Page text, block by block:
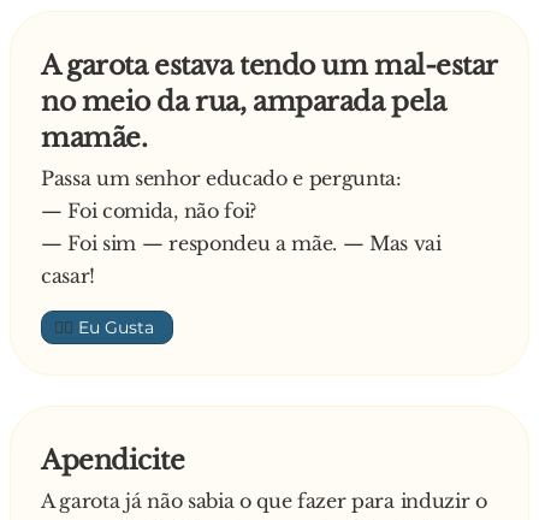
A garota estava tendo um mal-estar
no meio da rua, amparada pela
mamãe.
Passa um senhor educado e pergunta:
— Foi comida, não foi?
— Foi sim — respondeu a mãe. — Mas vai
casar!
👍🏼
Apendicite
A garota já não sabia o que fazer para induzir o